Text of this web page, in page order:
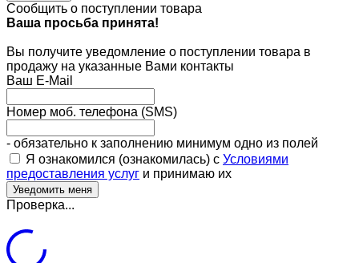
Сообщить о поступлении товара
Ваша просьба принята!
Вы получите уведомление о поступлении товара в
продажу на указанные Вами контакты
Ваш E-Mail
Номер моб. телефона (SMS)
- обязательно к заполнению минимум одно из полей
Я ознакомился (ознакомилась) с Условиями
предоставления услуг и принимаю их
Проверка...